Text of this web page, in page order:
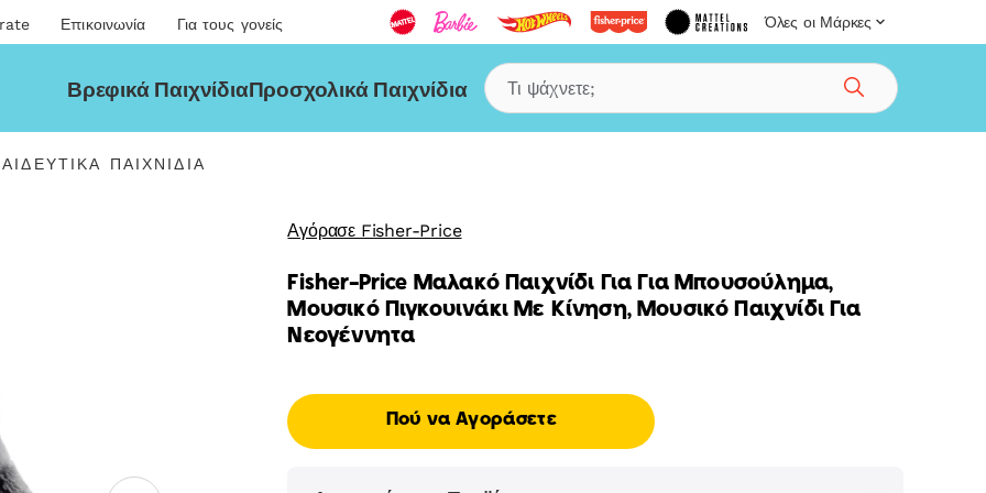
Επικοινωνία Για τους γονείς Όλες οι Μάρκες
Βρεφικά ΠαιχνίδιαΠροσχολικά Παιχνίδια
Αναζήτηση
ΠΑΙΧΝΊΔΙΑ
Αγόρασε Fisher-Price
Fisher-Price Μαλακό Παιχνίδι Για Για Μπουσούλημα,
Μουσικό Πιγκουινάκι Με Κίνηση, Μουσικό Παιχνίδι Για
Νεογέννητα
Πού να Αγοράσετε